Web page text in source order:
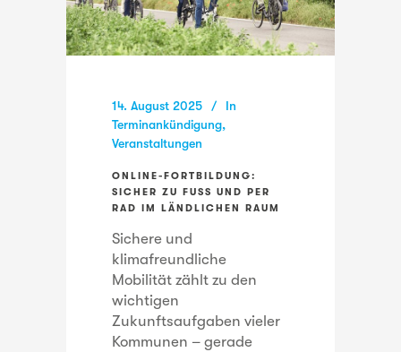
14. August 2025
In
Terminankündigung,
Veranstaltungen
ONLINE-FORTBILDUNG:
SICHER ZU FUSS UND PER R
AD IM LÄNDLICHEN RAUM
Sichere und
klimafreundliche
Mobilität zählt zu den
wichtigen
Zukunftsaufgaben vieler
Kommunen – gerade